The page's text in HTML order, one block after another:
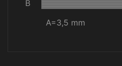
B
A=3,5 mm